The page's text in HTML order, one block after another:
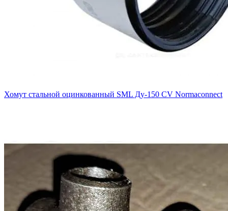
Хомут стальной оцинкованный SML Ду-150 CV Normaconnect